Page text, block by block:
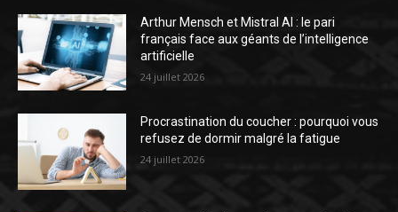
Arthur Mensch et Mistral AI : le pari
français face aux géants de l’intelligence
artificielle
24 juillet 2026
Procrastination du coucher : pourquoi vous
refusez de dormir malgré la fatigue
24 juillet 2026